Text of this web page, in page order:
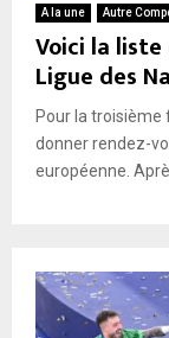
A la une Autre
Voici la liste
Ligue des
Pour la troisième
donner rendez-
européenne.